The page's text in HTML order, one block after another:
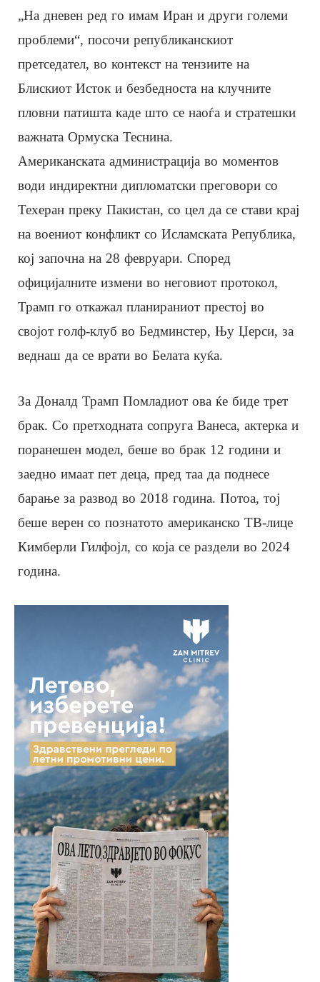
„На дневен ред го имам Иран и други големи
проблеми“, посочи републиканскиот
претседател, во контекст на тензиите на
Блискиот Исток и безбедноста на клучните
пловни патишта каде што се наоѓа и стратешки
важната Ормуска Теснина.
Американската администрација во моментов
води индиректни дипломатски преговори со
Техеран преку Пакистан, со цел да се стави крај
на воениот конфликт со Исламската Република,
кој започна на 28 февруари. Според
официјалните измени во неговиот протокол,
Трамп го откажал планираниот престој во
својот голф-клуб во Бедминстер, Њу Џерси, за
веднаш да се врати во Белата куќа.
За Доналд Трамп Помладиот ова ќе биде трет
брак. Со претходната сопруга Ванеса, актерка и
поранешен модел, беше во брак 12 години и
заедно имаат пет деца, пред таа да поднесе
барање за развод во 2018 година. Потоа, тој
беше верен со познатото американско ТВ-лице
Кимберли Гилфојл, со која се раздели во 2024
година.